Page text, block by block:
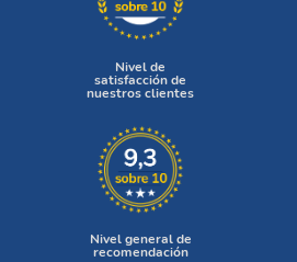
Nivel de
satisfacción de
nuestros clientes
Nivel general de
recomendación